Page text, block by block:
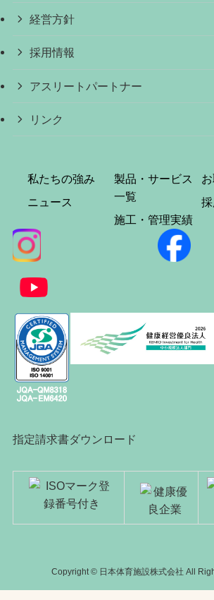
経営方針
採用情報
アスリートパートナー
リンク
私たちの強み
ニュース
製品・サービス
一覧
施工・管理実績
指定請求書ダウンロード
Copyright © 日本体育施設株式会社 All